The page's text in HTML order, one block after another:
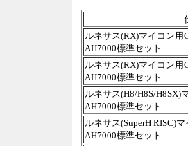
ルネサス(RX)マイコン用
AH7000標準セット
ルネサス(RX)マイコン用
AH7000標準セット
ルネサス(H8/H8S/H8SX)
AH7000標準セット
ルネサス(SuperH RISC)
AH7000標準セット